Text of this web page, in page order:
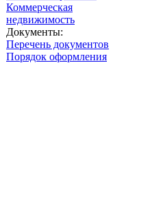
Коммерческая
недвижимость
Документы:
Перечень документов
Порядок оформления